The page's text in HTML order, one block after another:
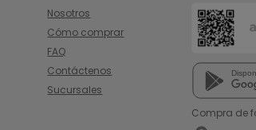
Nosotros
Cómo comprar
FAQ
Contáctenos
Sucursales
Compra de